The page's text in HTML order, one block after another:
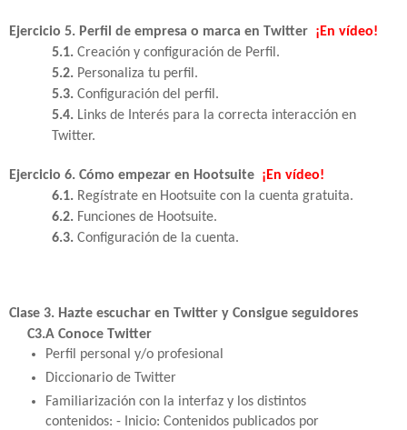
Ejercicio 5. Perfil de empresa o marca en Twitter ¡En vídeo!
5.1.Creación y configuración de Perfil.
5.2. Personaliza tu perfil.
5.3.Configuración del perfil.
5.4. Links de Interés para la correcta interacción en
Twitter.
Ejercicio 6. Cómo empezar en Hootsuite ¡En vídeo!
6.1. Regístrate en Hootsuite con la cuenta gratuita.
6.2. Funciones de Hootsuite.
6.3. Configuración de la cuenta.
Clase 3. Hazte escuchar en Twitter y Consigue seguidores
C3.A Conoce Twitter
Perfil personal y/o profesional
Diccionario de Twitter
Familiarización con la interfaz y los distintos
contenidos: - Inicio: Contenidos publicados por